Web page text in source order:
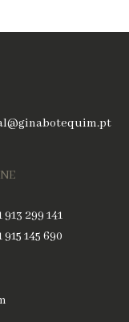
913 299 141
915 145 690